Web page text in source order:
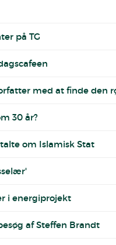
på TG
med at finde den
30 år?
om Islamisk Stat
i energiprojekt
af Steffen Brandt